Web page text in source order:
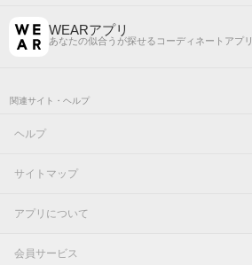
WEARアプリ
あなたの似合うが探せるコーディネートアプリ
関連サイト・ヘルプ
ヘルプ
サイトマップ
アプリについて
会員サービス